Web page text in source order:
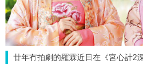
廿年冇拍劇的羅霖近日在《宮心計2